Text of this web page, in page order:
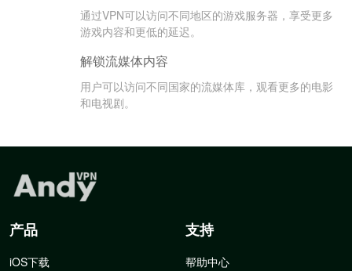
通过VPN可以访问不同地区的游戏服务器，享受更多
游戏内容和更低的延迟。
解锁流媒体内容
用户可以访问不同国家的流媒体库，观看更多的电影
和电视剧。
产品
iOS下载
支持
帮助中心